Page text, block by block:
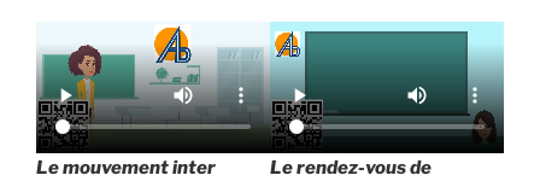
Le mouvement inter
Le rendez-vous de